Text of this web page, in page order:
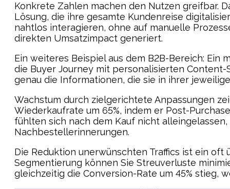
Konkrete Zahlen machen den Nutzen greifbar.
Lösung, die ihre gesamte Kundenreise
nahtlos interagieren, ohne auf manuelle
direkten Umsatzimpact generiert.
Ein weiteres Beispiel aus dem B2B-Bereich:
die Buyer Journey mit personalisierten
genau die Informationen, die sie in ihrer
Wachstum durch zielgerichtete Anpassungen
Wiederkaufrate um 65%, indem er Post-
fühlten sich nach dem Kauf nicht
Nachbestellerinnerungen.
Die Reduktion unerwünschten Traffics ist ein
Segmentierung können Sie Streuverluste
gleichzeitig die Conversion-Rate um 45% stieg,